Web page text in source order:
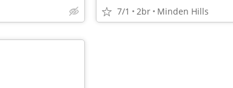
7/1 2br Minden Hills